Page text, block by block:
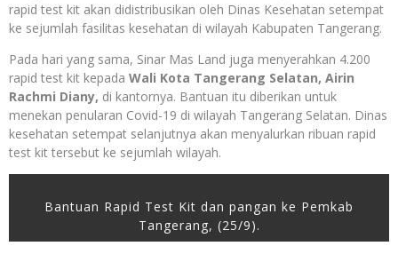
rapid test kit akan didistribusikan oleh Dinas Kesehatan setempat
ke sejumlah fasilitas kesehatan di wilayah Kabupaten Tangerang.
Pada hari yang sama, Sinar Mas Land juga menyerahkan 4.200
rapid test kit kepada Wali Kota Tangerang Selatan, Airin
Rachmi Diany, di kantornya. Bantuan itu diberikan untuk
menekan penularan Covid-19 di wilayah Tangerang Selatan. Dinas
kesehatan setempat selanjutnya akan menyalurkan ribuan rapid
test kit tersebut ke sejumlah wilayah.
Bantuan Rapid Test Kit dan pangan ke Pemkab
Tangerang, (25/9).